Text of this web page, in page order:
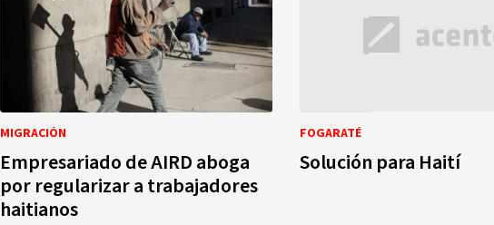
MIGRACIÓN
Empresariado de AIRD aboga
por regularizar a trabajadores
haitianos
FOGARATÉ
Solución para Haití